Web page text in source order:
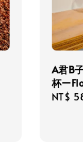
A君B
杯ー
NT$